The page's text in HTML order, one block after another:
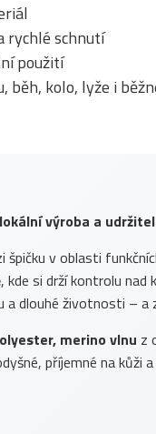
výroba a
špičku v oblasti
, kde si drží kontrolu nad
dlouhé životnosti – a
merino vlnu z
příjemné na kůži
rychlé schnutí
použití
běh, kolo, lyže i